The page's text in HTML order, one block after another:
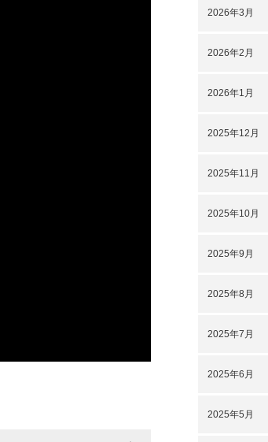
2026年3月
2026年2月
2026年1月
2025年12月
2025年11月
2025年10月
2025年9月
2025年8月
2025年7月
2025年6月
2025年5月